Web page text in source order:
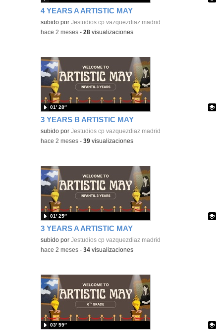
4 YEARS A ARTISTIC MAY
Contenido educativo.
subido porJestudios cp vazquezdiaz madrid
-hace 2 meses -28 visualizaciones
3 YEARS B ARTISTIC MAY
Contenido educativo.
subido porJestudios cp vazquezdiaz madrid
01′ 28″
-hace 2 meses -39 visualizaciones
3 YEARS A ARTISTIC MAY
Contenido educativo.
subido porJestudios cp vazquezdiaz madrid
01′ 25″
-hace 2 meses -34 visualizaciones
03′ 59″